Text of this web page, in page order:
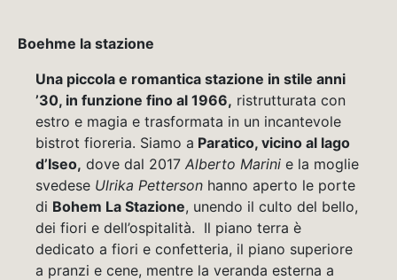
Boehme la stazione
Una piccola e romantica stazione in stile anni
’30, in funzione fino al 1966, ristrutturata con
estro e magia e trasformata in un incantevole
bistrot fioreria. Siamo a Paratico, vicino al lago
d’Iseo, dove dal 2017 Alberto Marini e la moglie
svedese Ulrika Petterson hanno aperto le porte
di Bohem La Stazione, unendo il culto del bello,
dei fiori e dell’ospitalità. Il piano terra è
dedicato a fiori e confetteria, il piano superiore
a pranzi e cene, mentre la veranda esterna a